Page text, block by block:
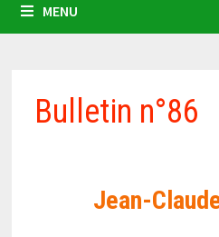
MENU
Bulletin n°86
Jean-